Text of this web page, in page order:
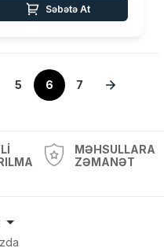
Səbətə At
5 6 7
MƏHSULLARA
ZƏMANƏT